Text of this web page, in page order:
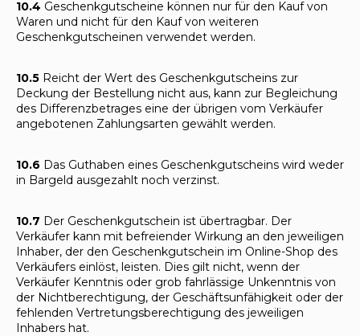
10.4 Geschenkgutscheine können nur für den Kauf von
Waren und nicht für den Kauf von weiteren
Geschenkgutscheinen verwendet werden.
10.5 Reicht der Wert des Geschenkgutscheins zur
Deckung der Bestellung nicht aus, kann zur Begleichung
des Differenzbetrages eine der übrigen vom Verkäufer
angebotenen Zahlungsarten gewählt werden.
10.6 Das Guthaben eines Geschenkgutscheins wird weder
in Bargeld ausgezahlt noch verzinst.
10.7 Der Geschenkgutschein ist übertragbar. Der
Verkäufer kann mit befreiender Wirkung an den jeweiligen
Inhaber, der den Geschenkgutschein im Online-Shop des
Verkäufers einlöst, leisten. Dies gilt nicht, wenn der
Verkäufer Kenntnis oder grob fahrlässige Unkenntnis von
der Nichtberechtigung, der Geschäftsunfähigkeit oder der
fehlenden Vertretungsberechtigung des jeweiligen
Inhabers hat.